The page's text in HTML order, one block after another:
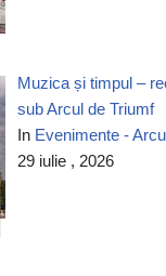
Muzica și timpul –
sub Arcul de Triumf
In Evenimente -
29 iulie , 2026